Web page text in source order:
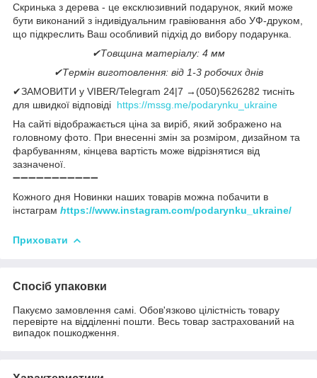
Скринька з дерева - це ексклюзивний подарунок, який може
бути виконаний з індивідуальним гравіювання або УФ-друком,
що підкреслить Ваш особливий підхід до вибору подарунка.
✔Товщина матеріалу: 4 мм
✔Термін виготовлення: від 1-3 робочих днів
✔ЗАМОВИТИ у VIBER/Telegram 24|7 →(050)5626282 тисніть
для швидкої відповіді https://mssg.me/podarynku_ukraine
На сайті відображається ціна за виріб, який зображено на
головному фото. При внесенні змін за розміром, дизайном та
фарбуванням, кінцева вартість може відрізнятися від
зазначеної.
➖➖➖➖➖➖➖➖➖➖➖
Кожного дня Новинки наших товарів можна побачити в
інстаграм https://www.instagram.com/podarynku_ukraine/
Приховати
Спосіб упаковки
Пакуємо замовлення самі. Обов'язково цілістність товару
перевірте на відділенні пошти. Весь товар застрахований на
випадок пошкодження.